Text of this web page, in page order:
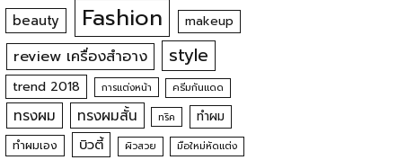
beauty Fashion makeup
review เครื่องสำอาง style
trend 2018 การแต่งหน้า ครีมกันแดด
ทรงผม ทรงผมสั้น ทริค ทำผม
ทำผมเอง บิวตี้ ผิวสวย มือใหม่หัดแต่ง